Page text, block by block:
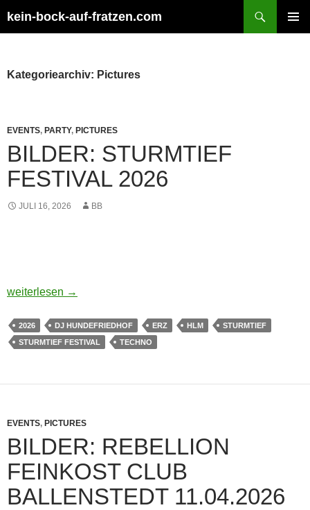
Inhalt
kein-bock-auf-fratzen.com
Kategoriearchiv: Pictures
EVENTS, PARTY, PICTURES
BILDER: STURMTIEF
FESTIVAL 2026
JULI 16, 2026 BB
BILDER: STURMTIEF FESTIVAL 2026
weiterlesen →
2026 DJ HUNDEFRIEDHOF ERZ HLM
STURMTIEF
STURMTIEF FESTIVAL
TECHNO
EVENTS, PICTURES
BILDER: REBELLION
FEINKOST CLUB
BALLENSTEDT 11.04.2026